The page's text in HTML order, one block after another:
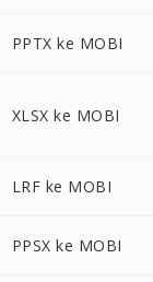
PPTX ke MOBI
XLSX ke MOBI
LRF ke MOBI
PPSX ke MOBI